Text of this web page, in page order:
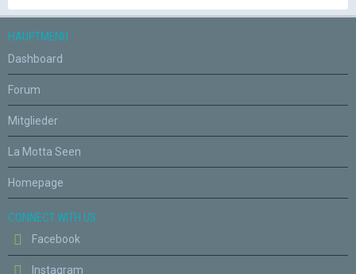
HAUPTMENÜ
Dashboard
Forum
Mitglieder
La Motta Seen
Homepage
CONNECT WITH US
Facebook
Instagram